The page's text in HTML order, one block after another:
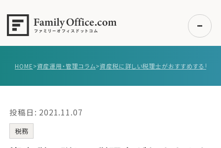
事例紹介
HOME>資産運用・管理コラム>
投稿日: 2021.11.07
税務